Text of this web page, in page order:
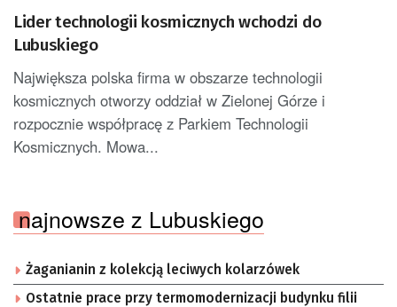
Lider technologii kosmicznych wchodzi do
Lubuskiego
Największa polska firma w obszarze technologii
kosmicznych otworzy oddział w Zielonej Górze i
rozpocznie współpracę z Parkiem Technologii
Kosmicznych. Mowa...
najnowsze z Lubuskiego
Żaganianin z kolekcją leciwych kolarzówek
Ostatnie prace przy termomodernizacji budynku filii